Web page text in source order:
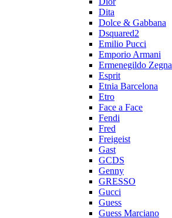
Dita
Dolce & Gabbana
Dsquared2
Emilio Pucci
Emporio Armani
Ermenegildo Zegna
Esprit
Etnia Barcelona
Etro
Face a Face
Fendi
Fred
Freigeist
Gast
GCDS
Genny
GRESSO
Gucci
Guess
Guess Marciano